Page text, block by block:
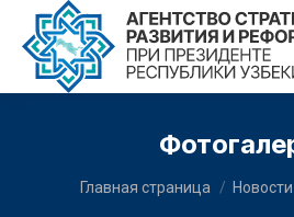
You are here:
Главная страница Новости